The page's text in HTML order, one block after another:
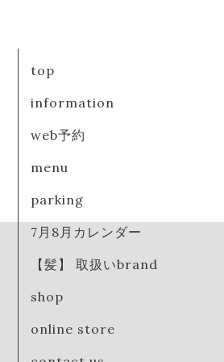
top
information
web予約
menu
parking
7月8月カレンダー
【髪】 取扱いbrand
shop
online store